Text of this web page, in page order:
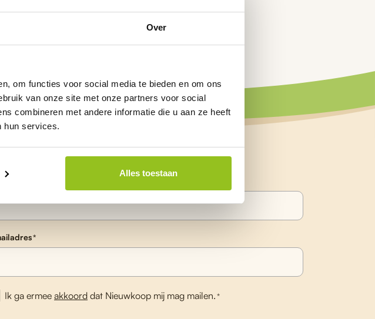
Over
om functies voor social media te bieden en om ons
van onze site met onze partners voor social
combineren met andere informatie die u aan ze heeft
hun services.
Alles toestaan
*
Ik ga ermee akkoord dat Nieuwkoop mij mag mailen.*